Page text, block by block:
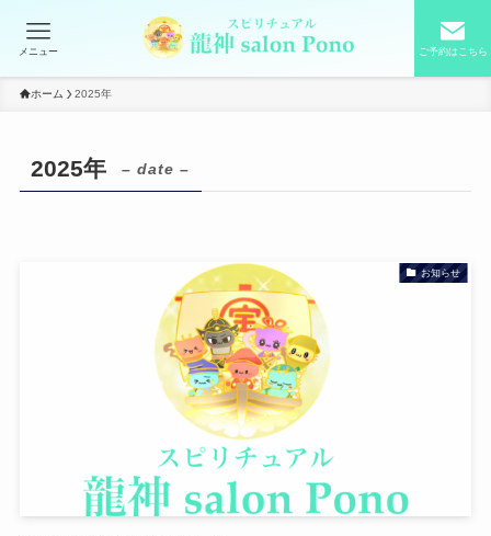
ご予約はこちら
メニュー
ホーム 2025年
2025年 – date –
お知らせ